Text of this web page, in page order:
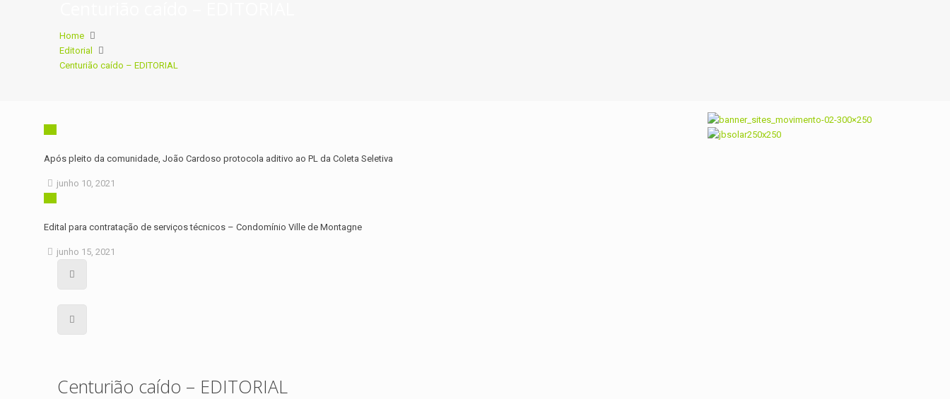
Home
Editorial
Centurião caído – EDITORIAL
Após pleito da comunidade, João Cardoso protocola aditivo ao PL da Coleta Seletiva
junho 10, 2021
Edital para contratação de serviços técnicos – Condomínio Ville de Montagne
junho 15, 2021
Centurião caído – EDITORIAL